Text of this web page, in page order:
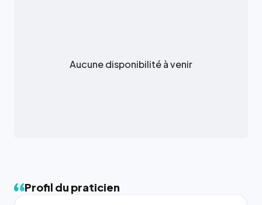
Aucune disponibilité à venir
Profil du praticien